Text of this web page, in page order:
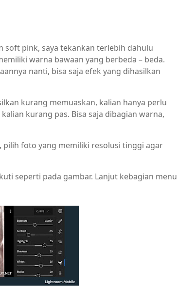
pink, saya tekankan terlebih dahulu
warna bawaan yang berbeda – beda.
nanti, bisa saja efek yang dihasilkan
kurang memuaskan, kalian hanya perlu
kurang pas. Bisa saja dibagian warna,
foto yang memiliki resolusi tinggi agar
seperti pada gambar. Lanjut kebagian menu